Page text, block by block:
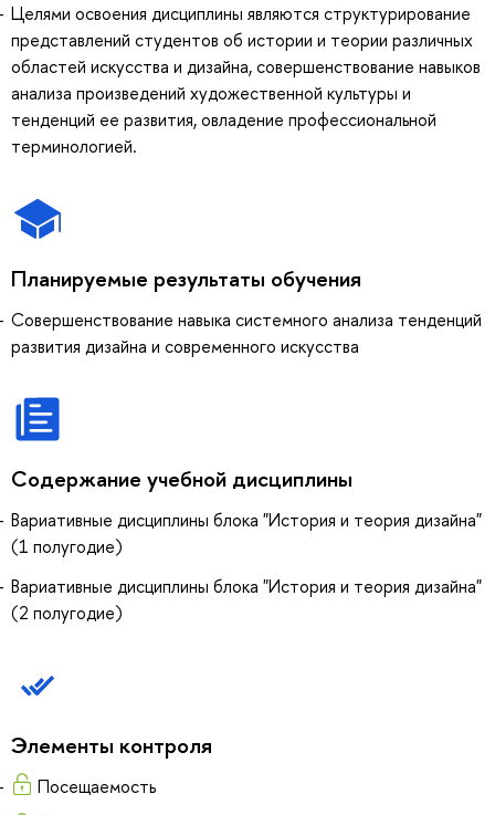
Целями освоения дисциплины являются структурирование
представлений студентов об истории и теории различных
областей искусства и дизайна, совершенствование навыков
анализа произведений художественной культуры и
тенденций ее развития, овладение профессиональной
терминологией.
Планируемые результаты обучения
Совершенствование навыка системного анализа тенденций
развития дизайна и современного искусства
Содержание учебной дисциплины
Вариативные дисциплины блока "История и теория дизайна"
(1 полугодие)
Вариативные дисциплины блока "История и теория дизайна"
(2 полугодие)
Элементы контроля
Посещаемость